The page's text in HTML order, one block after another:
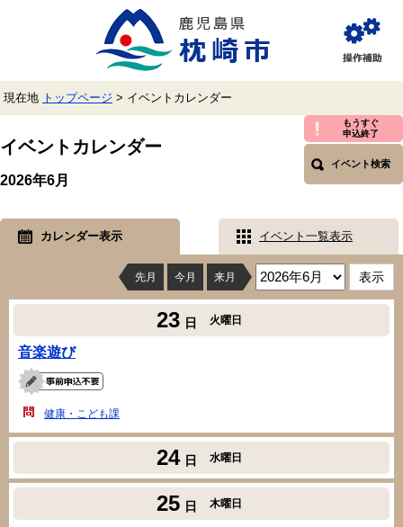
で
ば
本
へ
覧
補
現在地 トップページ > イベントカレンダー
イベントカレンダー
もうすぐ
申込終了
イベント検索
2026年6月
カレンダー表示 イベント一覧表示
先月 今月 来月
23 日 火曜日
音楽遊び
健康・こども課
24 日 水曜日
25 日 木曜日